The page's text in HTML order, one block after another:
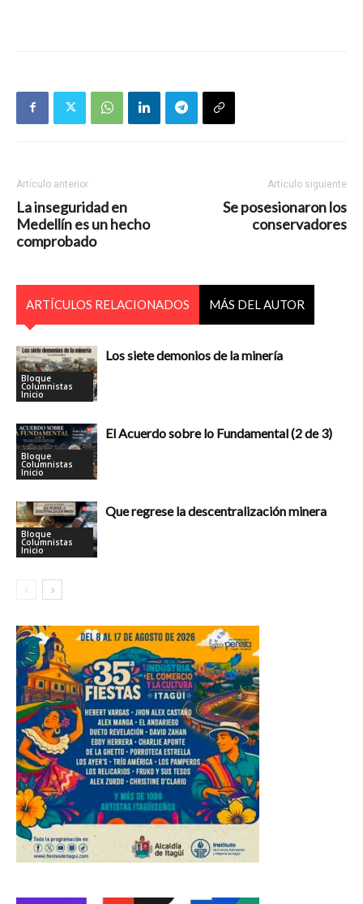
Artículo anterior
La inseguridad en
Medellín es un hecho
comprobado
Artículo siguiente
Se posesionaron los
conservadores
ARTÍCULOS RELACIONADOS MÁS DEL AUTOR
Bloque
Columnistas
Inicio
Los siete demonios de la minería
Bloque
Columnistas
Inicio
El Acuerdo sobre lo Fundamental (2 de 3)
Bloque
Columnistas
Inicio
Que regrese la descentralización minera